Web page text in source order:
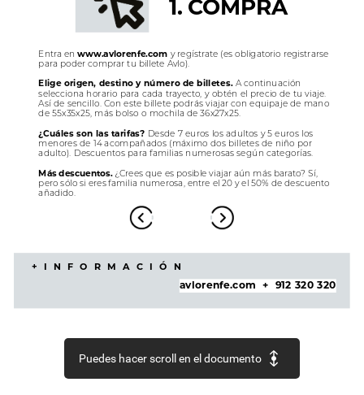
1. COMPRA
Entra en www.avlorenfe.com y regístrate (es obligatorio registrarse
para poder comprar tu billete Avlo).
Elige origen, destino y número de billetes. A continuación
selecciona horario para cada trayecto, y obtén el precio de tu viaje.
Así de sencillo. Con este billete podrás viajar con equipaje de mano
de 55x35x25, más bolso o mochila de 36x27x25.
¿Cuáles son las tarifas? Desde 7 euros los adultos y 5 euros los
menores de 14 acompañados (máximo dos billetes de niño por
adulto). Descuentos para familias numerosas según categorías.
Más descuentos. ¿Crees que es posible viajar aún más barato? Sí,
pero sólo si eres familia numerosa, entre el 20 y el 50% de descuento
añadido.
avlorenfe.com + 912 320 320
+INFORMACIÓN
Puedes hacer scroll en el documento